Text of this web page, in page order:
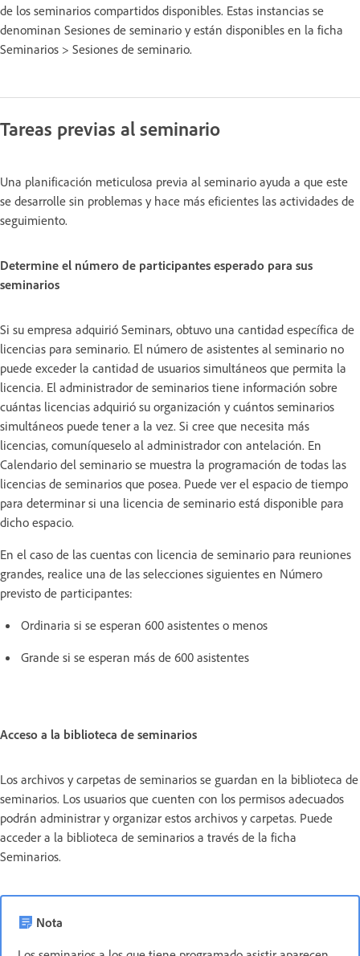
de los seminarios compartidos disponibles. Estas instancias se
denominan Sesiones de seminario y están disponibles en la ficha
Seminarios > Sesiones de seminario.
Tareas previas al seminario
Una planificación meticulosa previa al seminario ayuda a que este
se desarrolle sin problemas y hace más eficientes las actividades de
seguimiento.
Determine el número de participantes esperado para sus
seminarios
Si su empresa adquirió Seminars, obtuvo una cantidad específica de
licencias para seminario. El número de asistentes al seminario no
puede exceder la cantidad de usuarios simultáneos que permita la
licencia. El administrador de seminarios tiene información sobre
cuántas licencias adquirió su organización y cuántos seminarios
simultáneos puede tener a la vez. Si cree que necesita más
licencias, comuníqueselo al administrador con antelación. En
Calendario del seminario se muestra la programación de todas las
licencias de seminarios que posea. Puede ver el espacio de tiempo
para determinar si una licencia de seminario está disponible para
dicho espacio.
En el caso de las cuentas con licencia de seminario para reuniones
grandes, realice una de las selecciones siguientes en Número
previsto de participantes:
Ordinaria si se esperan 600 asistentes o menos
Grande si se esperan más de 600 asistentes
Acceso a la biblioteca de seminarios
Los archivos y carpetas de seminarios se guardan en la biblioteca de
seminarios. Los usuarios que cuenten con los permisos adecuados
podrán administrar y organizar estos archivos y carpetas. Puede
acceder a la biblioteca de seminarios a través de la ficha
Seminarios.
Nota